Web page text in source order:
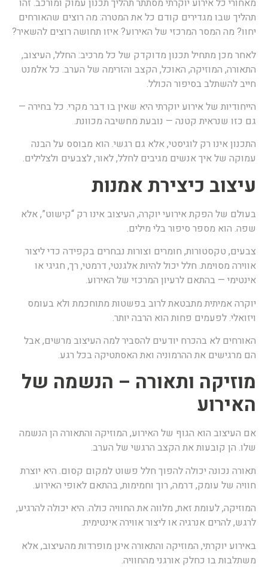
מאחורי כל אירוע יוקרתי מסתתר תהליך תכנון עמוק ומורכב. זהו
תהליך שבו מגדירים קודם כל את המטרה: מה רוצים שהאורחים
יחוו? מה המסר המרכזי של האירוע? איזו תחושה רוצים להשאיר?
לאחר מכן מתחיל תכנון מדוקדק של כל מרכיב: החלל, העיצוב,
התאורה, המוזיקה, האוכל, הקצב והזרימה של הערב. כל אלמנט
חייב להשתלב בסיפור הכולל.
הייחודיות של אירוע יוקרתי היא שאין בו דבר מקרי. כל בחירה —
גם כזו שנראית קטנה — נובעת מחשיבה מכוונת.
התכנון אינו רק לוגיסטי, אלא גם רגשי. הוא מבוסס על הבנה
עמוקה של איך אנשים מגיבים לחלל, לאור, לצבעים ולצלילים.
עיצוב כיצירת אמנות
בעולם של הפקת אירועי יוקרה, העיצוב אינו רק “קישוט”, אלא
שפה. הוא מספר סיפור בלי מילים.
צבעים, טקסטורות, חומרים וצורות נבחרים בקפידה כדי ליצור
אווירה מסוימת. חלל יכול להיות אלגנטי, דרמטי, רך, חגיגי או
אינטימי — בהתאם לרעיון המרכזי של האירוע.
יוקרה אמיתית מתבטאת לרוב בפשטות מתוחכמת ולא בעומס
ויזואלי. לפעמים פחות הוא הרבה יותר.
האורחים לא בהכרח יודעים להסביר למה העיצוב מרשים, אבל
הם מרגישים את ההרמוניה ואת האסתטיקה בכל רגע.
מוזיקה ותאורה – הנשמה של
האירוע
אם העיצוב הוא הגוף של האירוע, המוזיקה והתאורה הן הנשמה
שלו. הן קובעות את הקצב הרגשי של הערב.
תאורה נכונה יכולה להפוך חלל פשוט למקום קסום. היא יוצרת
חוויה של עומק, דרמה, רוך וחמימות, בהתאם לאופי האירוע.
המוזיקה, לעומת זאת, מלווה את החוויה כולה. היא יכולה להרגיע,
לרגש, להרים אנרגיה או ליצור אווירה אינטימית.
באירוע יוקרתי, המוזיקה והתאורה אינן מופרדות מהעיצוב, אלא
משתלבות בו כחלק אורגני מהחוויה.